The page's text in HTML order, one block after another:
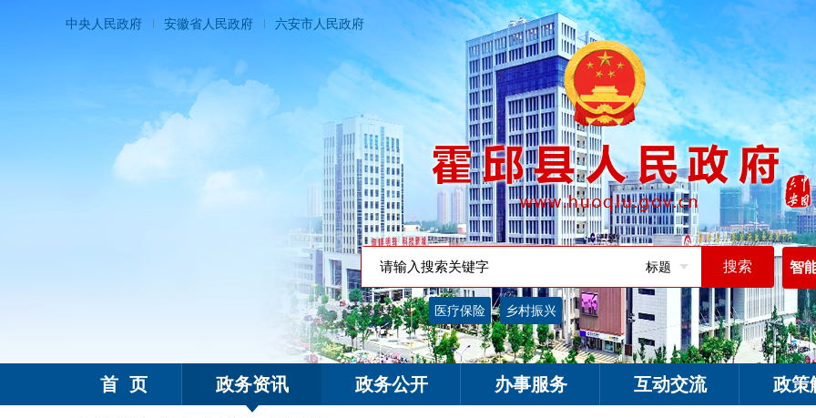
中央人民政府 安徽省人民政府 六安市人民政府
标题 智
搜索热词： 医疗保险 乡村振兴
首 页 政务资讯 政务公开 办事服务 互动交流 政策